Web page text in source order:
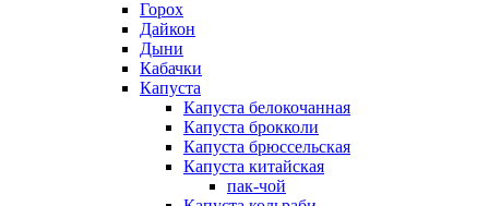
Горох
Дайкон
Дыни
Кабачки
Капуста
Капуста белокочанная
Капуста брокколи
Капуста брюссельская
Капуста китайская
пак-чой